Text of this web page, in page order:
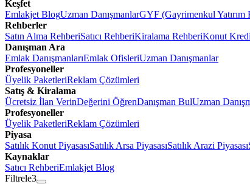
Keşfet
Emlakjet BlogUzman DanışmanlarGYF (Gayrimenkul Yatırım
Rehberler
Satın Alma RehberiSatıcı RehberiKiralama RehberiKonut
Danışman Ara
Emlak DanışmanlarıEmlak OfisleriUzman Danışmanlar
Profesyoneller
Üyelik PaketleriReklam Çözümleri
Satış & Kiralama
Ücretsiz İlan VerinDeğerini ÖğrenDanışman BulUzman
Profesyoneller
Üyelik PaketleriReklam Çözümleri
Piyasa
Satılık Konut PiyasasıSatılık Arsa PiyasasıSatılık Arazi Piyasası
Kaynaklar
Satıcı RehberiEmlakjet Blog
Filtrele3